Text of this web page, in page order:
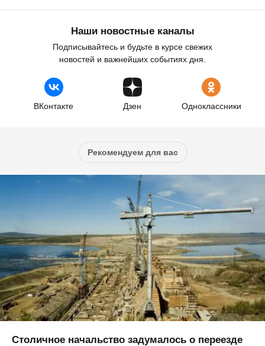
Наши новостные каналы
Подписывайтесь и будьте в курсе свежих
новостей и важнейших событиях дня.
ВКонтакте Дзен Одноклассники
Рекомендуем для вас
Столичное начальство задумалось о переезде